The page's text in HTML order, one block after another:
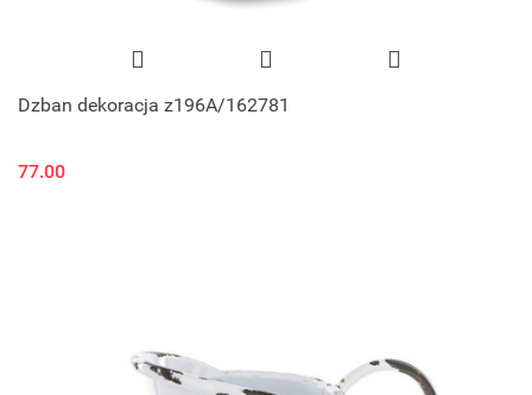
Dzban dekoracja z196A/162781
77.00